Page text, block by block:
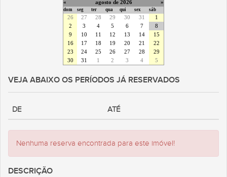
« agosto de 2026 »
dom seg ter qua qui sex sáb
26 27 28 29 30 31
1
2
3 4 5 6 7
8
9
10 11 12 13 14
15
16
17 18 19 20 21
22
23
24 25 26 27 28
29
30
31 1 2 3 4 5
VEJA ABAIXO OS PERÍODOS JÁ RESERVADOS
DE ATÉ
Nenhuma reserva encontrada para este imóvel!
DESCRIÇÃO